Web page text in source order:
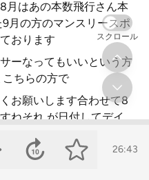
月はあの本数飛行さん本
月の方のマンスリースポ
おります
ーなってもいいという方
ちらの方で
お願いします合わせて8
ねそれ が日付してデイ
マンスリーソングでの
26:43
スクロール